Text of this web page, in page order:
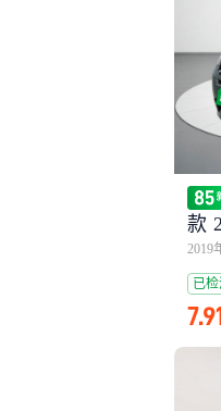
款
I
2019
已检
7.91